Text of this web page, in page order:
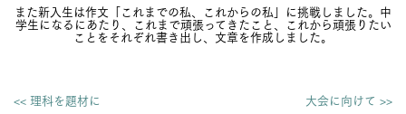
また新入生は作文「これまでの私、これからの私」に挑戦しました。中
学生になるにあたり、これまで頑張ってきたこと、これから頑張りたい
ことをそれぞれ書き出し、文章を作成しました。
<< 理科を題材に 大会に向けて >>